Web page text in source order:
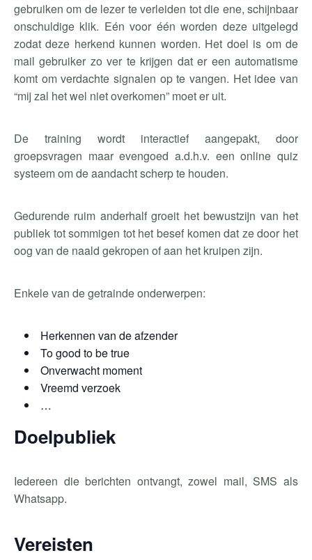
gebruiken om de lezer te verleiden tot die ene, schijnbaar
onschuldige klik. Eén voor één worden deze uitgelegd
zodat deze herkend kunnen worden. Het doel is om de
mail gebruiker zo ver te krijgen dat er een automatisme
komt om verdachte signalen op te vangen. Het idee van
“mij zal het wel niet overkomen” moet er uit.
De training wordt interactief aangepakt, door
groepsvragen maar evengoed a.d.h.v. een online quiz
systeem om de aandacht scherp te houden.
Gedurende ruim anderhalf groeit het bewustzijn van het
publiek tot sommigen tot het besef komen dat ze door het
oog van de naald gekropen of aan het kruipen zijn.
Enkele van de getrainde onderwerpen:
Herkennen van de afzender
To good to be true
Onverwacht moment
Vreemd verzoek
…
Doelpubliek
Iedereen die berichten ontvangt, zowel mail, SMS als
Whatsapp.
Vereisten